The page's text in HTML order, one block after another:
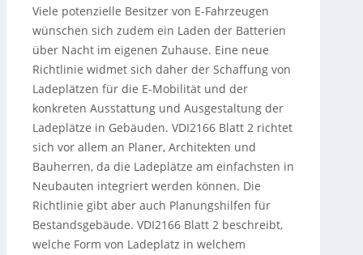
Viele potenzielle Besitzer von E-Fahrzeugen
wünschen sich zudem ein Laden der Batterien
über Nacht im eigenen Zuhause. Eine neue
Richtlinie widmet sich daher der Schaffung von
Ladeplätzen für die E-Mobilität und der
konkreten Ausstattung und Ausgestaltung der
Ladeplätze in Gebäuden. VDI2166 Blatt 2 richtet
sich vor allem an Planer, Architekten und
Bauherren, da die Ladeplätze am einfachsten in
Neubauten integriert werden können. Die
Richtlinie gibt aber auch Planungshilfen für
Bestandsgebäude. VDI2166 Blatt 2 beschreibt,
welche Form von Ladeplatz in welchem